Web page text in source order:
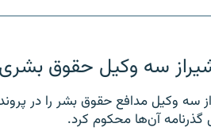
شیراز سه وکیل حقوق
آن‌ها محکوم کرد.